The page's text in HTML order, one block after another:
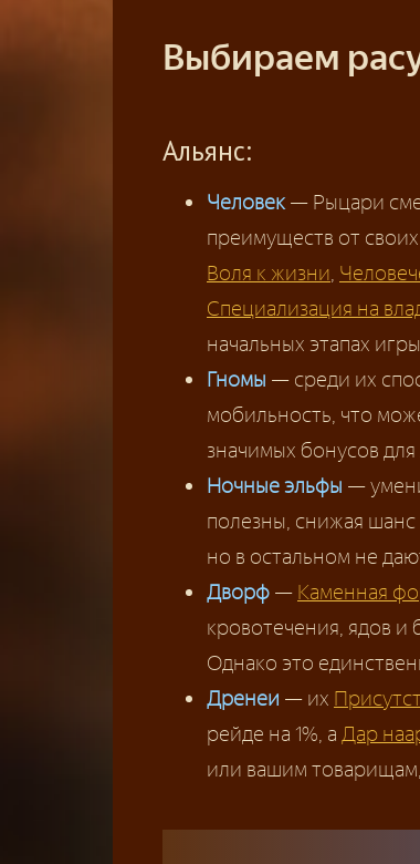
Выбираем
Альянс:
Человек— Рыцари
преимуществ от
Воля к жизни,
Специализация на
начальных этапах
Гномы — среди их
мобильность, что
значимых бонусов
Ночные эльфы —
полезны, снижая шанс
но в остальном не
Дворф — Каменная
кровотечения, ядов и
Однако это
Дренеи — их
рейде на 1%, а Дар
или вашим